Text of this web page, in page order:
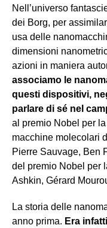
Nell’universo
dei Borg, per
usa delle
dimensioni
azioni in maniera
associamo le
questi dispositivi,
parlare di sé nel
al premio Nobel per
macchine molecolari
Pierre Sauvage, Ben
del premio Nobel per
Ashkin, Gérard
La storia delle
anno prima. Era